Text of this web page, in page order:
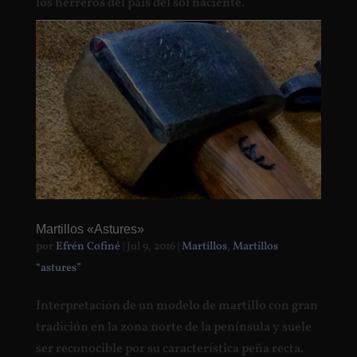
Martillos «Astures»
por Efrén Cofiné Jul 9, 2016 Martillos, Martillos
“astures”
Interpretación de un modelo de martillo con gran
tradición en la zona norte de la península y suele
ser reconocible por su característica peña recta.